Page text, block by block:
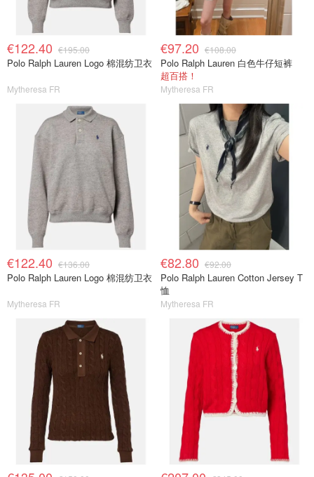
€122.40 €195.00
Polo Ralph Lauren Logo 棉混纺卫衣
Mytheresa FR
€97.20 €108.00
Polo Ralph Lauren 白色牛仔短裤
超百搭！
Mytheresa FR
€122.40 €136.00
Polo Ralph Lauren Logo 棉混纺卫衣
Mytheresa FR
€82.80 €92.00
Polo Ralph Lauren Cotton Jersey T
恤
Mytheresa FR